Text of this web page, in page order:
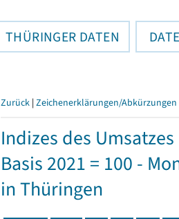
THÜRINGER DATEN
Zurück | Zeichenerklärungen/Abkürzungen
Indizes des
Basis 2021 = 100 -
in Thüringen